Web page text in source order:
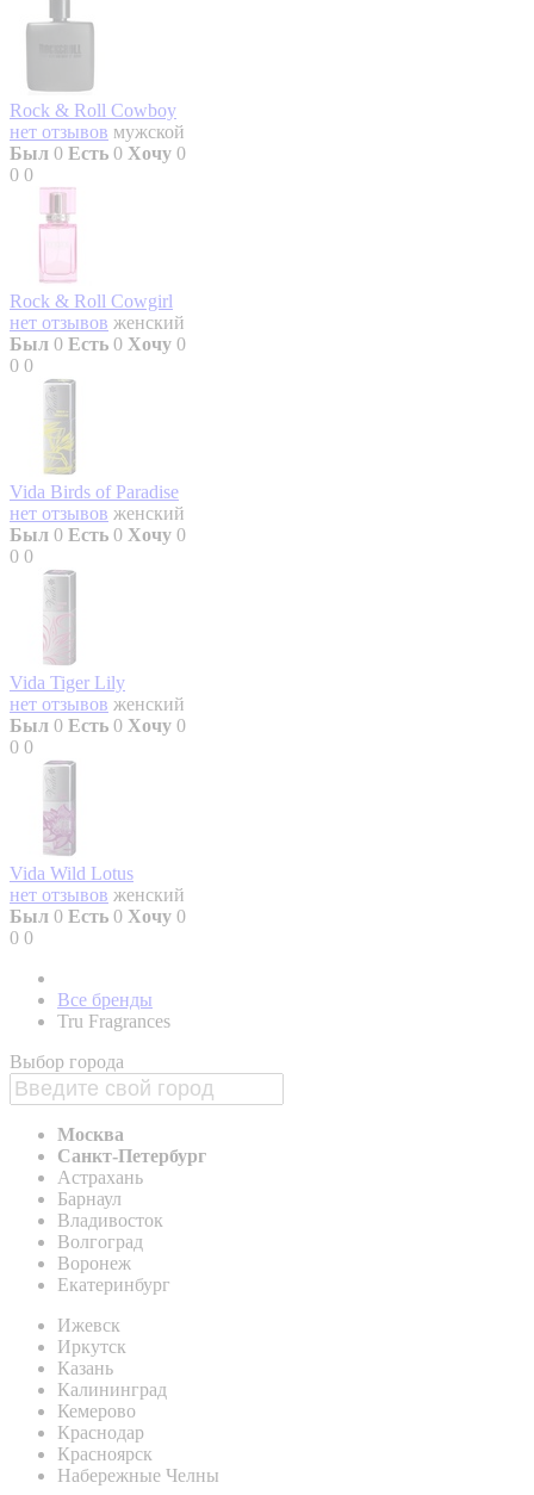
Rock & Roll Cowboy
нет отзывов мужской
Был 0 Есть 0 Хочу 0
0 0
Rock & Roll Cowgirl
нет отзывов женский
Был 0 Есть 0 Хочу 0
0 0
Vida Birds of Paradise
нет отзывов женский
Был 0 Есть 0 Хочу 0
0 0
Vida Tiger Lily
нет отзывов женский
Был 0 Есть 0 Хочу 0
0 0
Vida Wild Lotus
нет отзывов женский
Был 0 Есть 0 Хочу 0
0 0
Все бренды
Tru Fragrances
Выбор города
Москва
Санкт-Петербург
Астрахань
Барнаул
Владивосток
Волгоград
Воронеж
Екатеринбург
Ижевск
Иркутск
Казань
Калининград
Кемерово
Краснодар
Красноярск
Набережные Челны